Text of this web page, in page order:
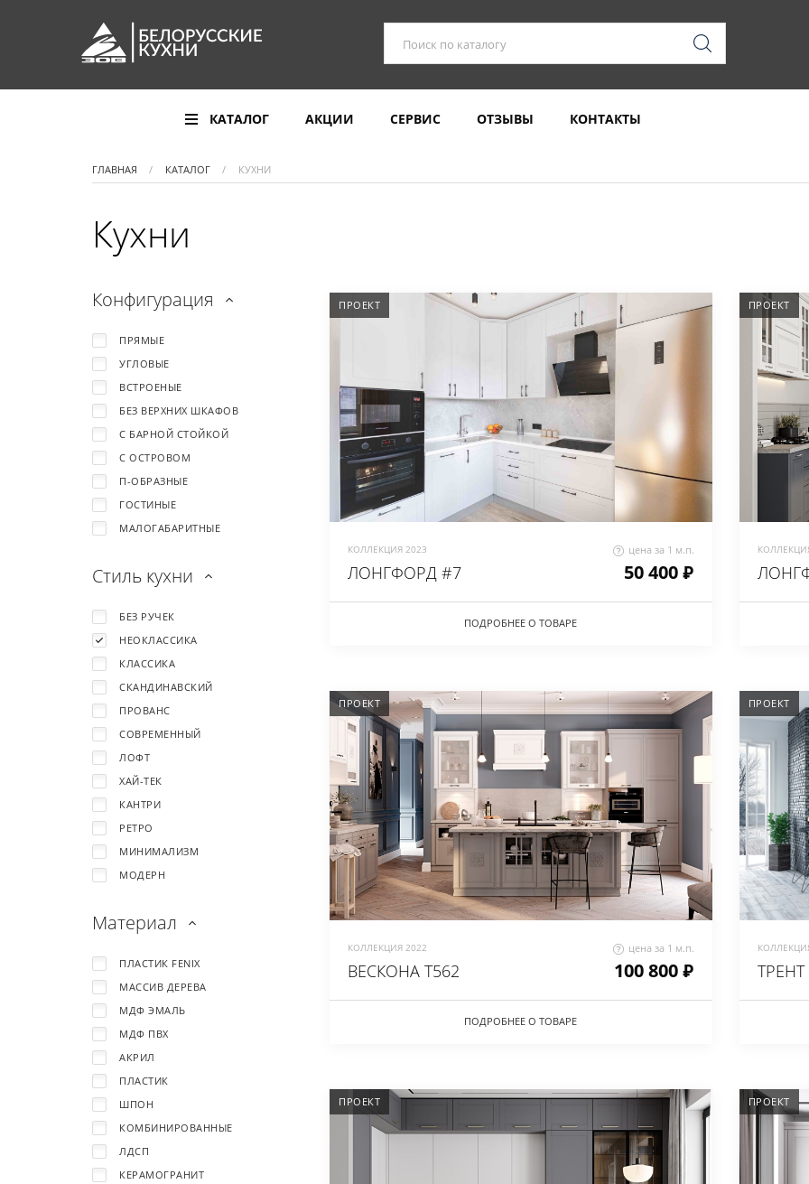
КАТАЛОГ АКЦИИ СЕРВИС ОТЗЫВЫ КОНТАКТЫ
ГЛАВНАЯ КАТАЛОГ КУХНИ
Кухни
Конфигурация
ПРЯМЫЕ
УГЛОВЫЕ
ВСТРОЕНЫЕ
БЕЗ ВЕРХНИХ ШКАФОВ
С БАРНОЙ СТОЙКОЙ
С ОСТРОВОМ
П-ОБРАЗНЫЕ
ГОСТИНЫЕ
МАЛОГАБАРИТНЫЕ
Стиль кухни
БЕЗ РУЧЕК
НЕОКЛАССИКА
КЛАССИКА
СКАНДИНАВСКИЙ
ПРОВАНС
СОВРЕМЕННЫЙ
ЛОФТ
ХАЙ-ТЕК
КАНТРИ
РЕТРО
МИНИМАЛИЗМ
МОДЕРН
Материал
ПЛАСТИК FENIX
МАССИВ ДЕРЕВА
МДФ ЭМАЛЬ
МДФ ПВХ
АКРИЛ
ПЛАСТИК
ШПОН
КОМБИНИРОВАННЫЕ
ЛДСП
КЕРАМОГРАНИТ
ПРОЕКТ
КОЛЛЕКЦИЯ 2023 цена за 1 м.п.
ЛОНГФОРД #7 50 400 ₽
ПОДРОБНЕЕ О ТОВАРЕ
ПРОЕКТ
ПРОЕКТ
КОЛЛЕКЦИЯ 2022 цена за 1 м.п.
ВЕСКОНА Т562 100 800 ₽
ПОДРОБНЕЕ О ТОВАРЕ
ПРОЕКТ
ТРЕНТ
ПРОЕКТ ПРОЕКТ